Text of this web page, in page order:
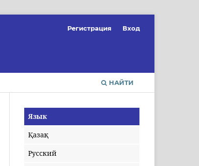
НАЙТИ
Регистрация Вход
Язык
Қазақ
Русский